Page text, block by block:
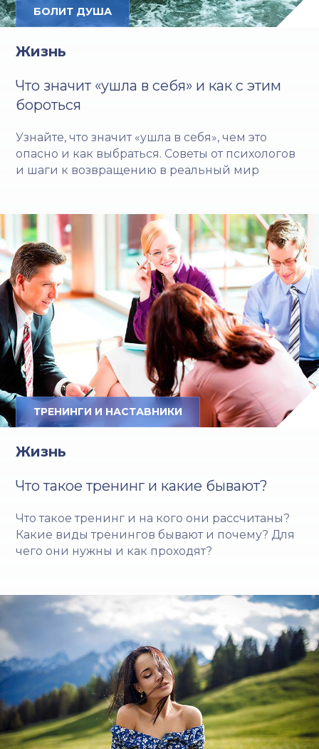
БОЛИТ ДУША
Жизнь
Что значит «ушла в себя» и как с этим
бороться
Узнайте, что значит «ушла в себя», чем это
опасно и как выбраться. Советы от психологов
и шаги к возвращению в реальный мир
ТРЕНИНГИ И НАСТАВНИКИ
Жизнь
Что такое тренинг и какие бывают?
Что такое тренинг и на кого они рассчитаны?
Какие виды тренингов бывают и почему? Для
чего они нужны и как проходят?